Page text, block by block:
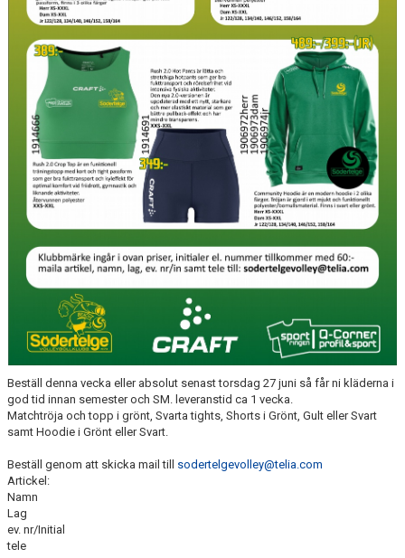
Beställ denna vecka eller absolut senast torsdag 27 juni så får ni kläderna i
god tid innan semester och SM. leveranstid ca 1 vecka.
Matchtröja och topp i grönt, Svarta tights, Shorts i Grönt, Gult eller Svart
samt Hoodie i Grönt eller Svart.
Beställ genom att skicka mail till sodertelgevolley@telia.com
Artickel:
Namn
Lag
ev. nr/Initial
tele